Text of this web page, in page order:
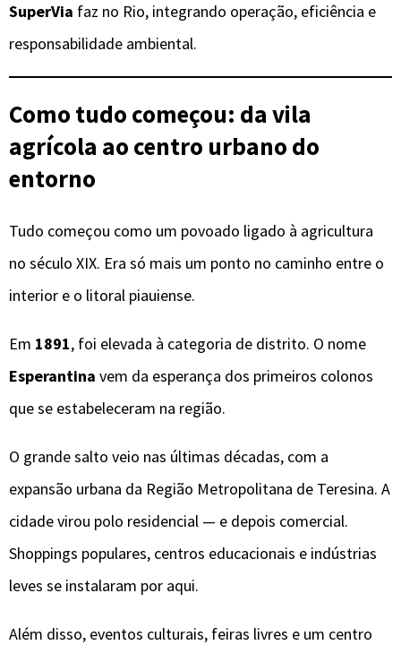
SuperVia faz no Rio, integrando operação, eficiência e
responsabilidade ambiental.
Como tudo começou: da vila
agrícola ao centro urbano do
entorno
Tudo começou como um povoado ligado à agricultura
no século XIX. Era só mais um ponto no caminho entre o
interior e o litoral piauiense.
Em 1891, foi elevada à categoria de distrito. O nome
Esperantina vem da esperança dos primeiros colonos
que se estabeleceram na região.
O grande salto veio nas últimas décadas, com a
expansão urbana da Região Metropolitana de Teresina. A
cidade virou polo residencial — e depois comercial.
Shoppings populares, centros educacionais e indústrias
leves se instalaram por aqui.
Além disso, eventos culturais, feiras livres e um centro